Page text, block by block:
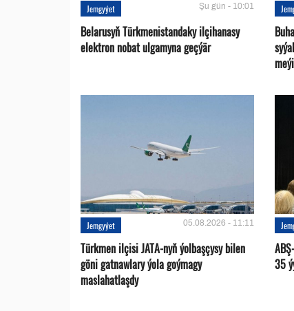
Jemgyýet Şu gün - 10:01
Belarusyň Türkmenistandaky ilçihanasy
elektron nobat ulgamyna geçýär
Jemgyýet 05.08.2026 - 11:11
Türkmen ilçisi JATA-nyň ýolbaşçysy bilen
göni gatnawlary ýola goýmagy
maslahatlaşdy
35